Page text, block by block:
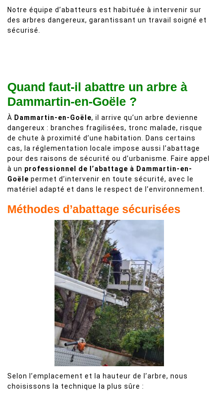
Notre équipe d’abatteurs est habituée à intervenir sur
des arbres dangereux, garantissant un travail soigné et
sécurisé.
Quand faut-il abattre un arbre à
Dammartin-en-Goële ?
À Dammartin-en-Goële, il arrive qu’un arbre devienne
dangereux : branches fragilisées, tronc malade, risque
de chute à proximité d’une habitation. Dans certains
cas, la réglementation locale impose aussi l’abattage
pour des raisons de sécurité ou d’urbanisme. Faire appel
à un professionnel de l’abattage à Dammartin-en-
Goële permet d’intervenir en toute sécurité, avec le
matériel adapté et dans le respect de l’environnement.
Méthodes d’abattage sécurisées
Selon l’emplacement et la hauteur de l’arbre, nous
choisissons la technique la plus sûre :